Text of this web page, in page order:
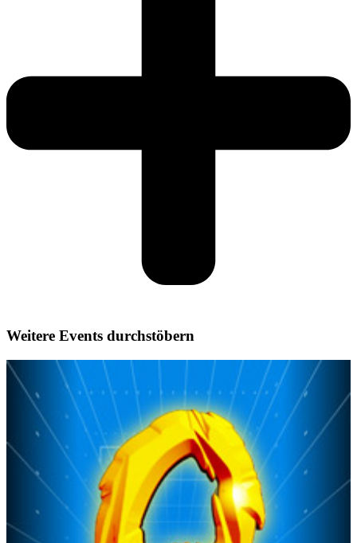
Weitere Events durchstöbern